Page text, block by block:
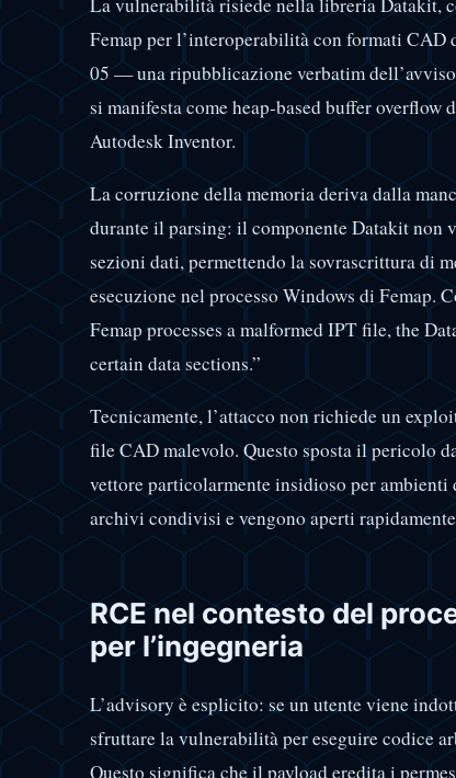
Femap per l’interoperabilità con formati
05 — una ripubblicazione verbatim
si manifesta come heap-based buffer
Autodesk Inventor.
La corruzione della memoria deriva dalla
durante il parsing: il componente Datakit non
sezioni dati, permettendo la sovrascrittura di
esecuzione nel processo Windows di Femap.
Femap processes a malformed IPT file, the
certain data sections.”
Tecnicamente, l’attacco non richiede un
file CAD malevolo. Questo sposta il pericolo
vettore particolarmente insidioso per
archivi condivisi e vengono aperti
RCE nel contesto del
per l’ingegneria
L’advisory è esplicito: se un utente viene
sfruttare la vulnerabilità per eseguire codice
Questo significa che il payload eredita i